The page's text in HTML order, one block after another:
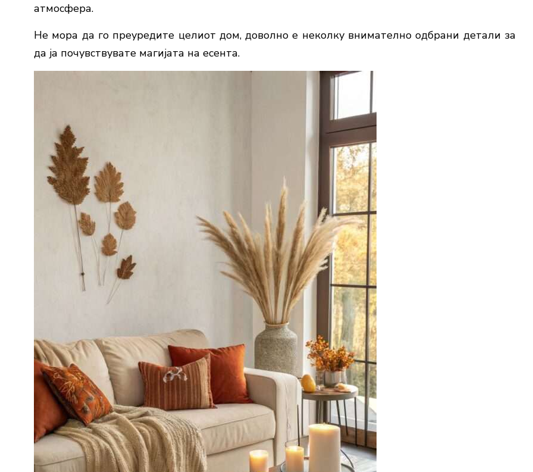
атмосфера.
Не мора да го преуредите целиот дом, доволно е неколку внимателно одбрани детали за
да ја почувствувате магијата на есента.